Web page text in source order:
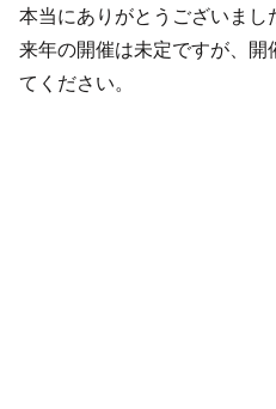
本当にありがとうございまし
来年の開催は未定ですが、
てください。